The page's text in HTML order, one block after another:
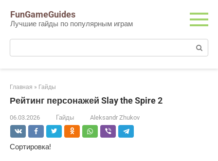
контенту
FunGameGuides
Лучшие гайды по популярным играм
Поиск:
Главная » Гайды
Рейтинг персонажей Slay the Spire 2
06.03.2026 Гайды Aleksandr Zhukov
Сортировка!